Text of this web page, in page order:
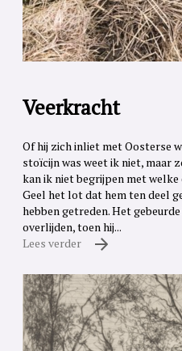
Veerkracht
Of hij zich inliet met Oosterse
stoïcijn was weet ik niet, maar
kan ik niet begrijpen met
Geel het lot dat hem ten deel
hebben getreden. Het
overlijden, toen hij...
Lees verder